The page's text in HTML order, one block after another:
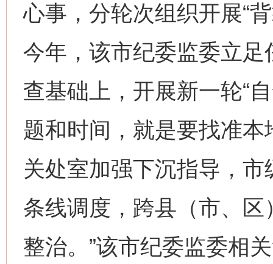
心事，分轮次组织开展“
今年，该市纪委监委立足
查基础上，开展新一轮“
题和时间，就是要找准
关处室加强下沉指导，
条线调度，跨县（市、
整治。”该市纪委监委相